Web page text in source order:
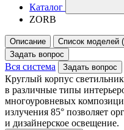
Каталог
ZORB
Описание
Список моделей
Задать вопрос
Вся система Задать вопрос
Круглый корпус
в различные типы
многоуровневых
излучения 85° позволяет
и дизайнерское освещение.